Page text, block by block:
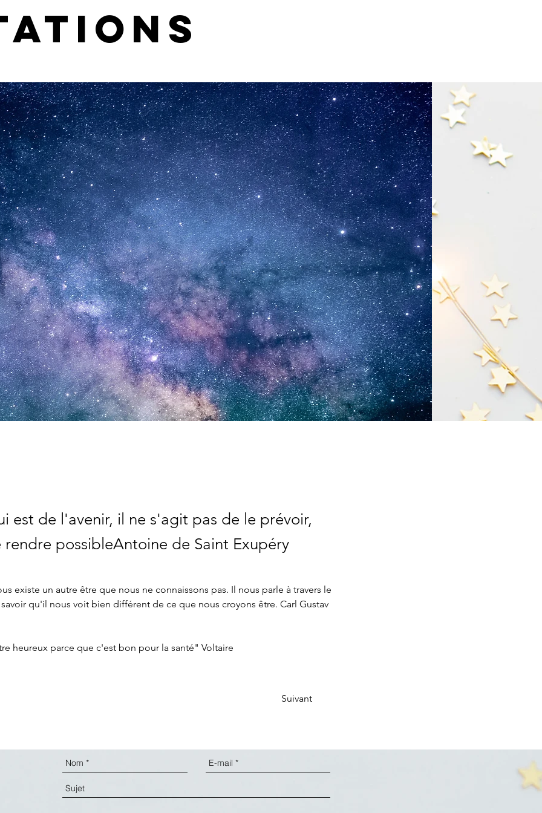
est de l'avenir, il ne s'agit pas de le prévoir,
rendre possibleAntoine de Saint Exupéry
existe un autre être que nous ne connaissons pas. Il nous parle à travers le
qu'il nous voit bien différent de ce que nous croyons être. Carl Gustav
heureux parce que c'est bon pour la santé" Voltaire
Suivant